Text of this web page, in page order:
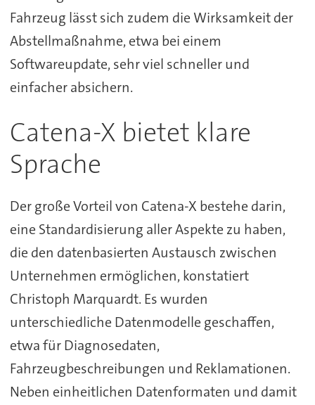
Fahrzeug lässt sich zudem die Wirksamkeit der
Abstellmaßnahme, etwa bei einem
Softwareupdate, sehr viel schneller und
einfacher absichern.
Catena-X bietet klare
Sprache
Der große Vorteil von Catena-X bestehe darin,
eine Standardisierung aller Aspekte zu haben,
die den datenbasierten Austausch zwischen
Unternehmen ermöglichen, konstatiert
Christoph Marquardt. Es wurden
unterschiedliche Datenmodelle geschaffen,
etwa für Diagnosedaten,
Fahrzeugbeschreibungen und Reklamationen.
Neben einheitlichen Datenformaten und damit